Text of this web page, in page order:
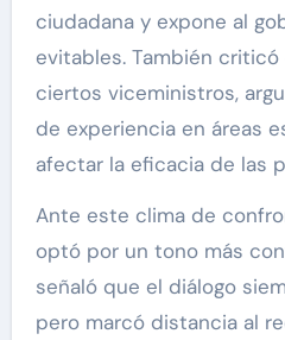
ciudadana y expone al
evitables. También
ciertos viceministros,
de experiencia en áreas
afectar la eficacia de las
Ante este clima de
optó por un tono más
señaló que el diálogo
pero marcó distancia al